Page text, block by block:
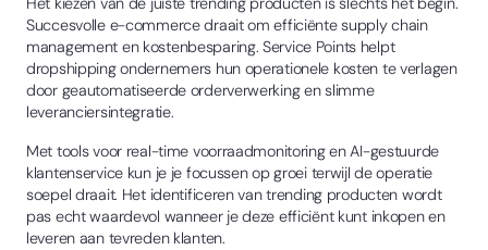
Succesvolle e-commerce draait om efficiënte supply chain
management en kostenbesparing. Service Points helpt
dropshipping ondernemers hun operationele kosten te verlagen
door geautomatiseerde orderverwerking en slimme
leveranciersintegratie.
Met tools voor real-time voorraadmonitoring en AI-gestuurde
klantenservice kun je je focussen op groei terwijl de operatie
soepel draait. Het identificeren van trending producten wordt
pas echt waardevol wanneer je deze efficiënt kunt inkopen en
leveren aan tevreden klanten.